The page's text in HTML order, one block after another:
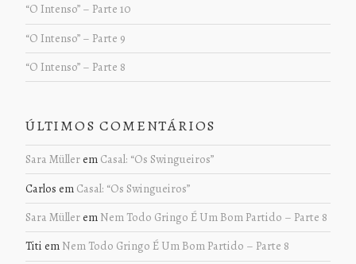
“O Intenso” – Parte 10
“O Intenso” – Parte 9
“O Intenso” – Parte 8
ÚLTIMOS COMENTÁRIOS
Sara Müllerem Casal: “Os Swingueiros”
Carlos em Casal: “Os Swingueiros”
Sara Müllerem Nem Todo Gringo É Um Bom Partido – Parte 8
Titi em Nem Todo Gringo É Um Bom Partido – Parte 8